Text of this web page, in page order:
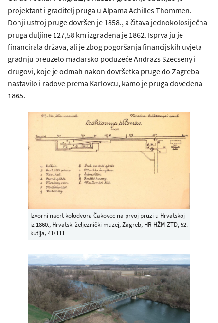
projektant i graditelj pruga u Alpama Achilles Thommen.
Donji ustroj pruge dovršen je 1858., a čitava jednokolosiječna
pruga duljine 127,58 km izgrađena je 1862. Isprva ju je
financirala država, ali je zbog pogoršanja financijskih uvjeta
gradnju preuzelo mađarsko poduzeće Andrazs Szecseny i
drugovi, koje je odmah nakon dovršetka pruge do Zagreba
nastavilo i radove prema Karlovcu, kamo je pruga dovedena
1865.
Izvorni nacrt kolodvora Čakovec na prvoj pruzi u Hrvatskoj
iz 1860., Hrvatski željeznički muzej, Zagreb, HR-HŽM-ZTD, 52.
kutija, 41/111